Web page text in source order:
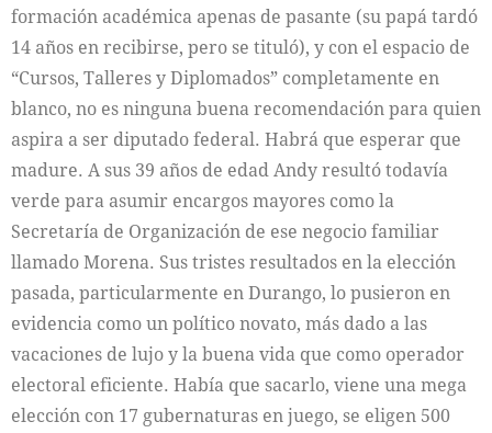
formación académica apenas de pasante (su papá tardó
14 años en recibirse, pero se tituló), y con el espacio de
“Cursos, Talleres y Diplomados” completamente en
blanco, no es ninguna buena recomendación para quien
aspira a ser diputado federal. Habrá que esperar que
madure. A sus 39 años de edad Andy resultó todavía
verde para asumir encargos mayores como la
Secretaría de Organización de ese negocio familiar
llamado Morena. Sus tristes resultados en la elección
pasada, particularmente en Durango, lo pusieron en
evidencia como un político novato, más dado a las
vacaciones de lujo y la buena vida que como operador
electoral eficiente. Había que sacarlo, viene una mega
elección con 17 gubernaturas en juego, se eligen 500